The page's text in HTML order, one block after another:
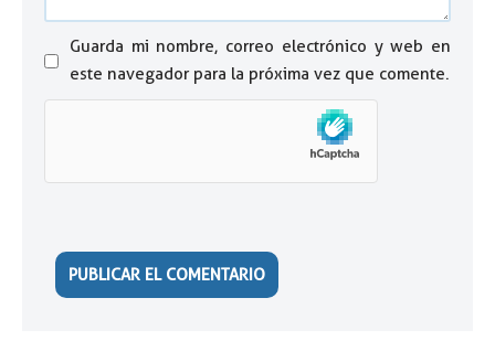
Guarda mi nombre, correo electrónico y web en
este navegador para la próxima vez que comente.